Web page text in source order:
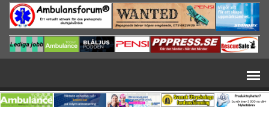
Hoppa till huvudinnehåll